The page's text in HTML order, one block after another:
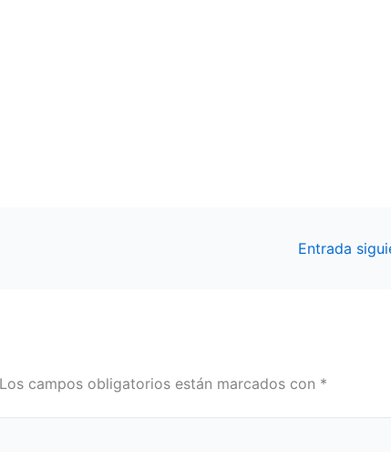
Entrada
Los campos obligatorios están marcados con *